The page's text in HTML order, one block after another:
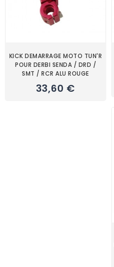
KICK DEMARRAGE MOTO TUN'R
POUR DERBI SENDA / DRD /
SMT / RCR ALU ROUGE
33,60 €